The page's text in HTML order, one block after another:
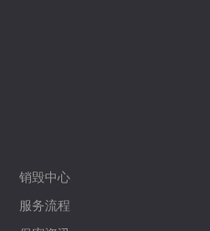
销毁中心
服务流程